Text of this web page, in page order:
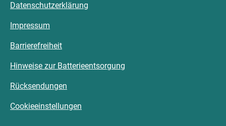
Datenschutzerklärung
Impressum
Barrierefreiheit
Hinweise zur Batterieentsorgung
Rücksendungen
Cookieeinstellungen